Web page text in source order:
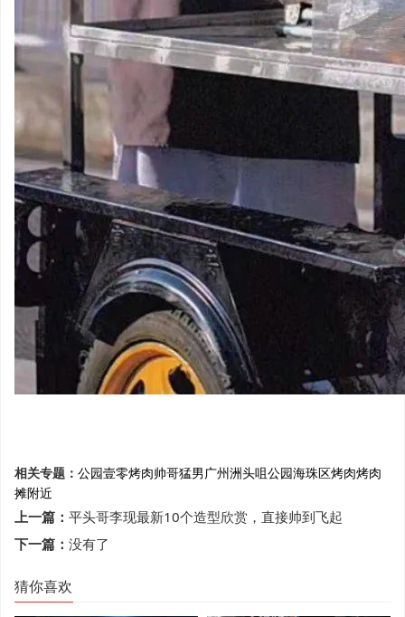
相关专题： 公园壹零烤肉帅哥猛男广州洲头咀公园海珠区烤肉烤肉
摊附近
上一篇： 平头哥李现最新10个造型欣赏，直接帅到飞起
下一篇： 没有了
猜你喜欢